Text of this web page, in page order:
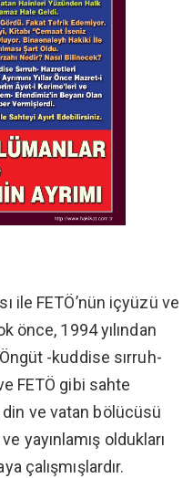
ile FETÖ’nün içyüzü ve
önce, 1994 yılından
-kuddise sırruh-
FETÖ gibi sahte
ve vatan bölücüsü
yayınlamış oldukları
çalışmışlardır.